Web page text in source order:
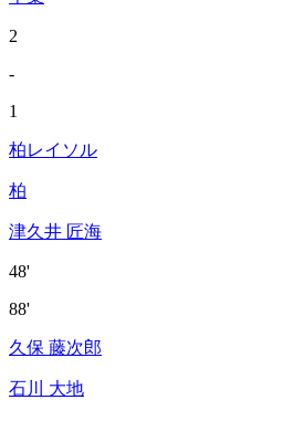
2
-
1
柏レイソル
柏
津久井 匠海
48'
88'
久保 藤次郎
石川 大地